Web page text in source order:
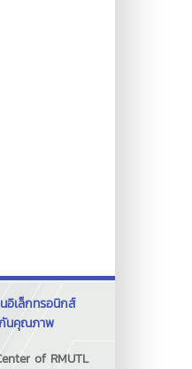
อิเล็กทรอนิกส์
กันคุณภาพ
of RMUTL